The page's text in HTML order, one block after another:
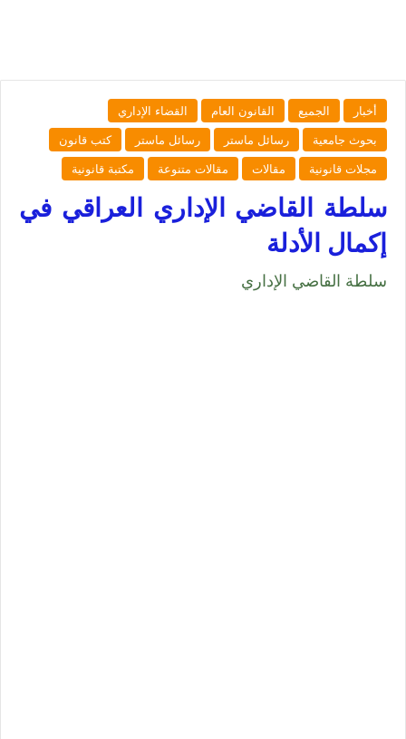
أخبار الجميع القانون العام
القضاء الإداري
بحوث جامعية
رسائل ماستر رسائل ماستر
كتب قانون
مجلات قانونية
مقالات مقالات متنوعة مكتبة قانونية
سلطة القاضي الإداري العراقي في
إكمال الأدلة
سلطة القاضي الإداري